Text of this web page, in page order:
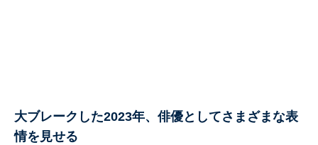
大ブレークした2023年、俳優としてさまざまな表
情を見せる